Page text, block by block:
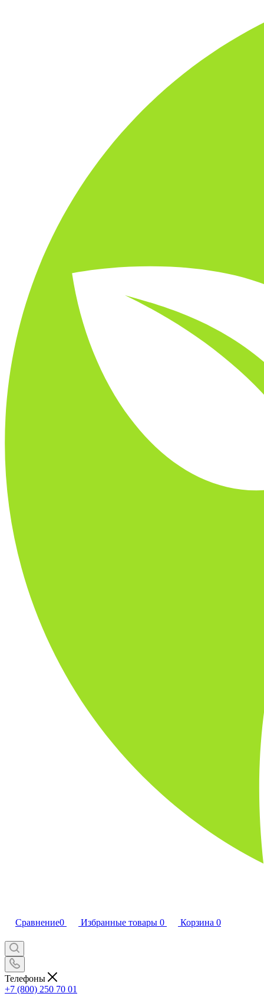
Сравнение0 Избранные товары 0 Корзина 0
Телефоны
+7 (800) 250 70 01